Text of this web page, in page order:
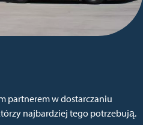
partnerem w dostarczaniu
najbardziej tego potrzebują.